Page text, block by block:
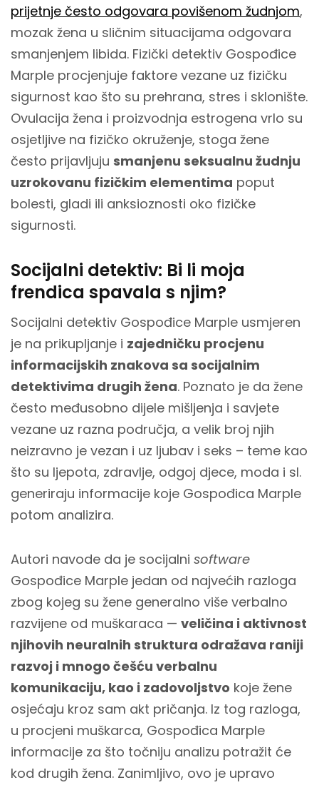
prijetnje često odgovara povišenom žudnjom,
mozak žena u sličnim situacijama odgovara
smanjenjem libida. Fizički detektiv Gospođice
Marple procjenjuje faktore vezane uz fizičku
sigurnost kao što su prehrana, stres i sklonište.
Ovulacija žena i proizvodnja estrogena vrlo su
osjetljive na fizičko okruženje, stoga žene
često prijavljuju smanjenu seksualnu žudnju
uzrokovanu fizičkim elementima poput
bolesti, gladi ili anksioznosti oko fizičke
sigurnosti.
Socijalni detektiv: Bi li moja
frendica spavala s njim?
Socijalni detektiv Gospođice Marple usmjeren
je na prikupljanje i zajedničku procjenu
informacijskih znakova sa socijalnim
detektivima drugih žena. Poznato je da žene
često međusobno dijele mišljenja i savjete
vezane uz razna područja, a velik broj njih
neizravno je vezan i uz ljubav i seks – teme kao
što su ljepota, zdravlje, odgoj djece, moda i sl.
generiraju informacije koje Gospođica Marple
potom analizira.
Autori navode da je socijalni software
Gospođice Marple jedan od najvećih razloga
zbog kojeg su žene generalno više verbalno
razvijene od muškaraca — veličina i aktivnost
njihovih neuralnih struktura odražava raniji
razvoj i mnogo češću verbalnu
komunikaciju, kao i zadovoljstvo koje žene
osjećaju kroz sam akt pričanja. Iz tog razloga,
u procjeni muškarca, Gospođica Marple
informacije za što točniju analizu potražit će
kod drugih žena. Zanimljivo, ovo je upravo